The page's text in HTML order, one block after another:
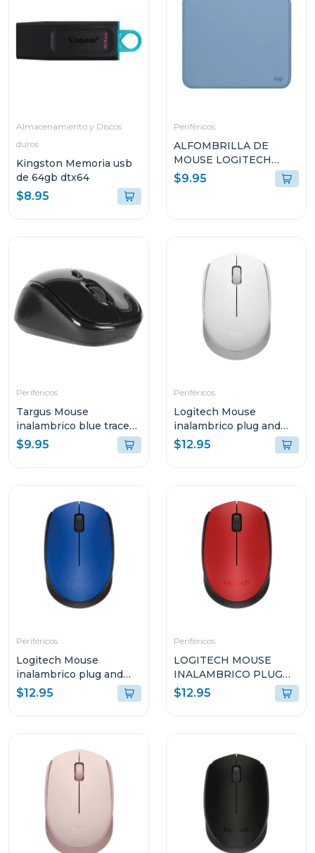
Almacenamiento y Discos
duros
Kingston Memoria usb
de 64gb dtx64
$8.95
Periféricos
ALFOMBRILLA DE
MOUSE LOGITECH
956000038
$9.95
Periféricos
Targus Mouse
inalambrico blue trace
optico color negro
$9.95
Periféricos
Logitech Mouse
inalambrico plug and
play white m170
$12.95
Periféricos
Logitech Mouse
inalambrico plug and
play azul m170
$12.95
Periféricos
LOGITECH MOUSE
INALAMBRICO PLUG
AND PLAY ROJO M170
$12.95